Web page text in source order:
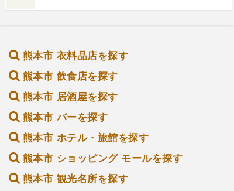
熊本市 衣料品店を探す
熊本市 飲食店を探す
熊本市 居酒屋を探す
熊本市 バーを探す
熊本市 ホテル・旅館を探す
熊本市 ショッピング モールを探す
熊本市 観光名所を探す